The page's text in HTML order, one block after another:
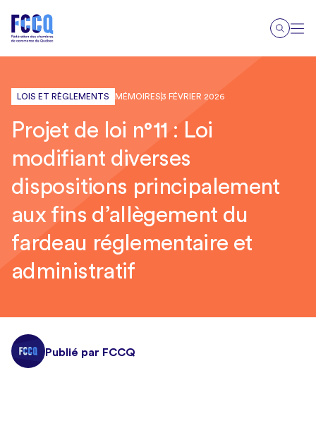
LOIS ET RÈGLEMENTS MÉMOIRES3 FÉVRIER 2026
Projet de loi n°11 : Loi
modifiant diverses
dispositions principalement
aux fins d’allègement du
fardeau réglementaire et
administratif
Publié par FCCQ